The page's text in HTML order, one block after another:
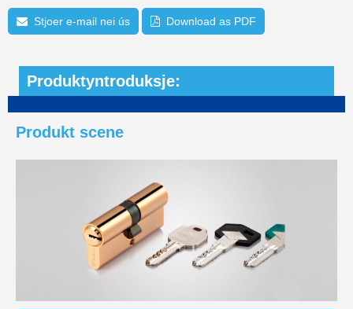
Stjoer e-mail nei ús Download as PDF
Produktyntroduksje:
Produkt scene